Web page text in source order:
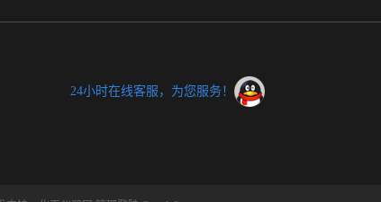
24小时在线客服，为您服务！